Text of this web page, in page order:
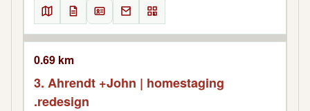
0.69 km
3. Ahrendt +John | homestaging
.redesign